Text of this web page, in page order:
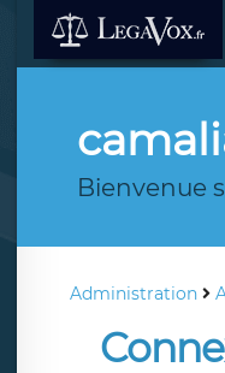
Bienvenue
Administration